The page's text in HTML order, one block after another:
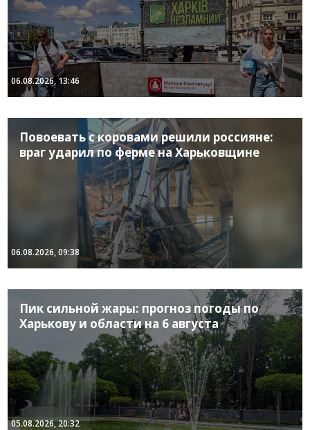
06.08.2026, 13:46
Повоевать с коровами решили россияне:
враг ударил по ферме на Харьковщине
06.08.2026, 09:38
Пик сильной жары: прогноз погоды по
Харькову и области на 6 августа
05.08.2026, 20:32